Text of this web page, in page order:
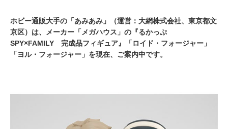
ホビー通販大手の「あみあみ」（運営：大網株式会社、東京都文
京区）は、メーカー「メガハウス」の『るかっぷ
SPY×FAMILY 完成品フィギュア』「ロイド・フォージャー」
「ヨル・フォージャー」を現在、ご案内中です。